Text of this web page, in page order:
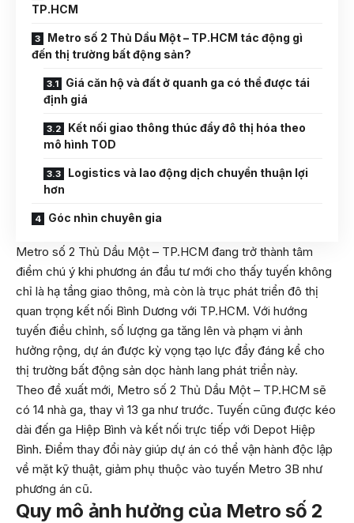
TP.HCM
Metro số 2 Thủ Dầu Một – TP.HCM tác động gì
đến thị trường bất động sản?
Giá căn hộ và đất ở quanh ga có thể được tái
định giá
Kết nối giao thông thúc đẩy đô thị hóa theo
mô hình TOD
Logistics và lao động dịch chuyển thuận lợi
hơn
Góc nhìn chuyên gia
Metro số 2 Thủ Dầu Một – TP.HCM đang trở thành tâm
điểm chú ý khi phương án đầu tư mới cho thấy tuyến không
chỉ là hạ tầng giao thông, mà còn là trục phát triển đô thị
quan trọng kết nối Bình Dương với TP.HCM. Với hướng
tuyến điều chỉnh, số lượng ga tăng lên và phạm vi ảnh
hưởng rộng, dự án được kỳ vọng tạo lực đẩy đáng kể cho
thị trường bất động sản dọc hành lang phát triển này.
Theo đề xuất mới, Metro số 2 Thủ Dầu Một – TP.HCM sẽ
có 14 nhà ga, thay vì 13 ga như trước. Tuyến cũng được kéo
dài đến ga Hiệp Bình và kết nối trực tiếp với Depot Hiệp
Bình. Điểm thay đổi này giúp dự án có thể vận hành độc lập
về mặt kỹ thuật, giảm phụ thuộc vào tuyến Metro 3B như
phương án cũ.
Quy mô ảnh hưởng của Metro số 2